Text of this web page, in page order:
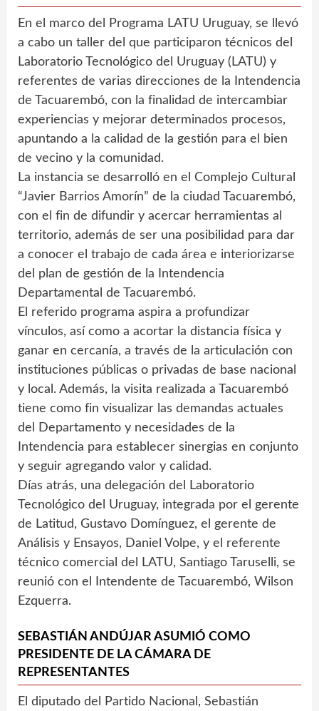
En el marco del Programa LATU Uruguay, se llevó
a cabo un taller del que participaron técnicos del
Laboratorio Tecnológico del Uruguay (LATU) y
referentes de varias direcciones de la Intendencia
de Tacuarembó, con la finalidad de intercambiar
experiencias y mejorar determinados procesos,
apuntando a la calidad de la gestión para el bien
de vecino y la comunidad.
La instancia se desarrolló en el Complejo Cultural
“Javier Barrios Amorín” de la ciudad Tacuarembó,
con el fin de difundir y acercar herramientas al
territorio, además de ser una posibilidad para dar
a conocer el trabajo de cada área e interiorizarse
del plan de gestión de la Intendencia
Departamental de Tacuarembó.
El referido programa aspira a profundizar
vínculos, así como a acortar la distancia física y
ganar en cercanía, a través de la articulación con
instituciones públicas o privadas de base nacional
y local. Además, la visita realizada a Tacuarembó
tiene como fin visualizar las demandas actuales
del Departamento y necesidades de la
Intendencia para establecer sinergias en conjunto
y seguir agregando valor y calidad.
Días atrás, una delegación del Laboratorio
Tecnológico del Uruguay, integrada por el gerente
de Latitud, Gustavo Domínguez, el gerente de
Análisis y Ensayos, Daniel Volpe, y el referente
técnico comercial del LATU, Santiago Taruselli, se
reunió con el Intendente de Tacuarembó, Wilson
Ezquerra.
SEBASTIÁN ANDÚJAR ASUMIÓ COMO
PRESIDENTE DE LA CÁMARA DE
REPRESENTANTES
El diputado del Partido Nacional, Sebastián